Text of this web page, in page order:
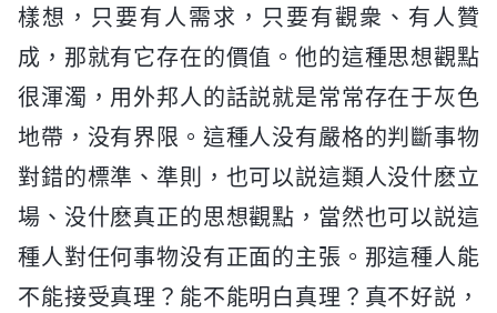
樣想，只要有人需求，只要有觀衆、有人贊
成，那就有它存在的價值。他的這種思想觀點
很渾濁，用外邦人的話説就是常常存在于灰色
地帶，没有界限。這種人没有嚴格的判斷事物
對錯的標準、準則，也可以説這類人没什麽立
場、没什麽真正的思想觀點，當然也可以説這
種人對任何事物没有正面的主張。那這種人能
不能接受真理？能不能明白真理？真不好説，